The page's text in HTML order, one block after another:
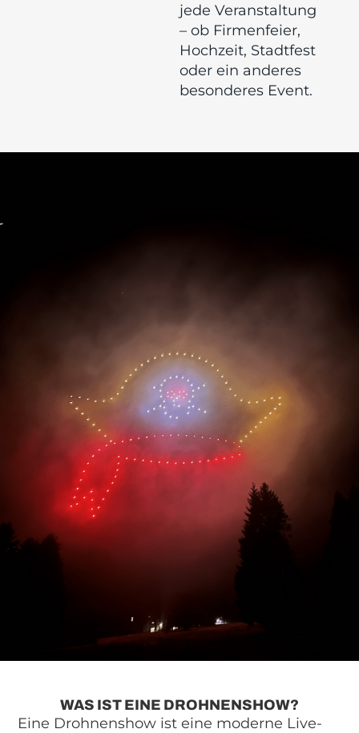
jede Veranstaltung
– ob Firmenfeier,
Hochzeit, Stadtfest
oder ein anderes
besonderes Event.
WAS IST EINE DROHNENSHOW?
Eine Drohnenshow ist eine moderne Live-